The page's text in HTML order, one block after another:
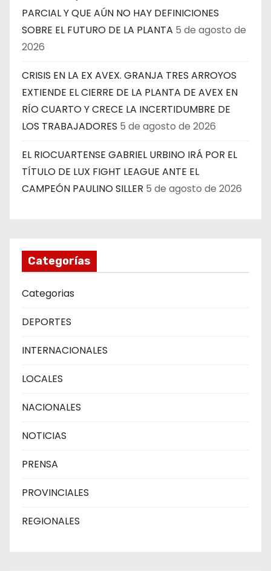
PARCIAL Y QUE AÚN NO HAY DEFINICIONES
SOBRE EL FUTURO DE LA PLANTA 5 de agosto de
2026
CRISIS EN LA EX AVEX. GRANJA TRES ARROYOS
EXTIENDE EL CIERRE DE LA PLANTA DE AVEX EN
RÍO CUARTO Y CRECE LA INCERTIDUMBRE DE
LOS TRABAJADORES 5 de agosto de 2026
EL RIOCUARTENSE GABRIEL URBINO IRÁ POR EL
TÍTULO DE LUX FIGHT LEAGUE ANTE EL
CAMPEÓN PAULINO SILLER 5 de agosto de 2026
Categorías
Categorias
DEPORTES
INTERNACIONALES
LOCALES
NACIONALES
NOTICIAS
PRENSA
PROVINCIALES
REGIONALES